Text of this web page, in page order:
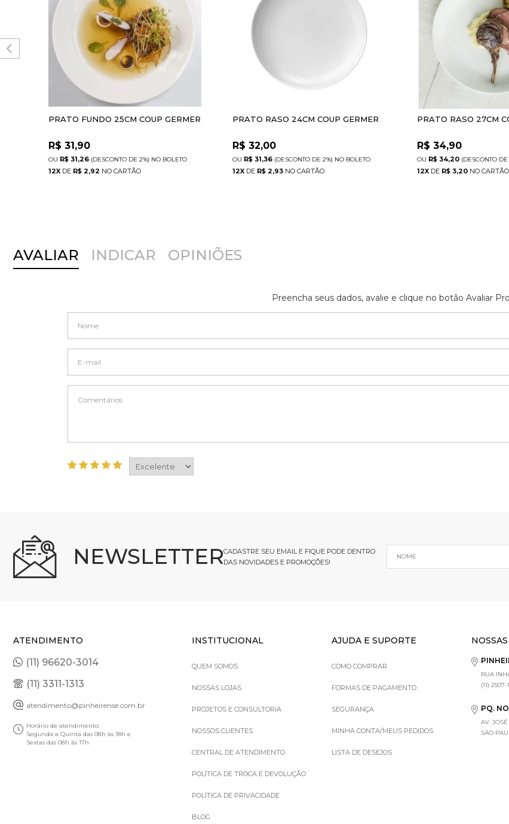
PRATO FUNDO 25CM COUP GERMER
R$ 31,90
R$ 31,26 (DESCONTO DE 2%) NO BOLETO
12X DE R$ 2,92
PRATO RASO 24CM COUP GERMER
R$ 32,00
R$ 31,36 (DESCONTO DE 2%) NO BOLETO
12X DE R$ 2,93
PRATO RASO 27CM
R$ 34,90
R$ 34,20 (DESCONTO DE
12X DE R$ 3,20
AVALIAR INDICAR OPINIÕES
Preencha seus dados, avalie e clique no botão Avaliar
NEWSLETTERCADASTRE SEU EMAIL E FIQUE PODE DENTRO
DAS NOVIDADES E PROMOÇÕES!
ATENDIMENTO
(11) 96620-3014
(11) 3311-1313
atendimento@pinheirense.com.br
Horário de atendimento:
Segunda a Quinta das 08h às 18h e
Sextas das 08h às 17h
INSTITUCIONAL
QUEM SOMOS
NOSSAS LOJAS
PROJETOS E CONSULTORIA
NOSSOS CLIENTES
CENTRAL DE ATENDIMENTO
POLÍTICA DE TROCA E DEVOLUÇÃO
POLÍTICA DE PRIVACIDADE
BLOG
AJUDA E SUPORTE
COMO COMPRAR
FORMAS DE PAGAMENTO
SEGURANÇA
MINHA CONTA/MEUS PEDIDOS
LISTA DE DESEJOS
RUA
(11)
PQ.
AV.
SÃO